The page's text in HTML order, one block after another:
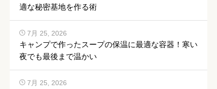
適な秘密基地を作る術
キャンプで作ったスープの保温に最適な容器！寒い
夜でも最後まで温かい
7月 25, 2026
7月 25, 2026